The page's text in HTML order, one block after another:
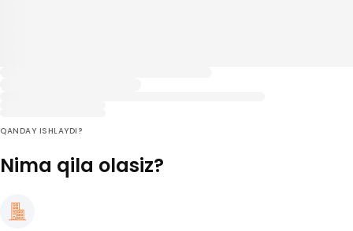
QANDAY ISHLAYDI?
Nima qila olasiz?